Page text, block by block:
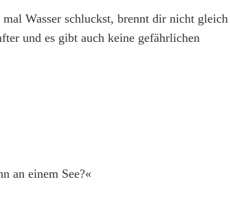
Wasser schluckst, brennt dir nicht gleich
und es gibt auch keine gefährlichen
an einem See?«